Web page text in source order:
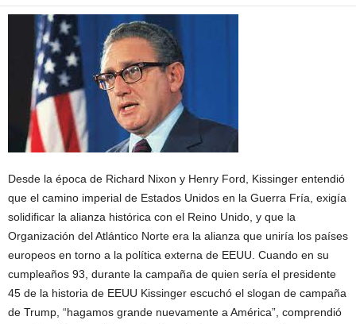
Desde la época de Richard Nixon y Henry Ford, Kissinger entendió
que el camino imperial de Estados Unidos en la Guerra Fría, exigía
solidificar la alianza histórica con el Reino Unido, y que la
Organización del Atlántico Norte era la alianza que uniría los países
europeos en torno a la política externa de EEUU. Cuando en su
cumpleaños 93, durante la campaña de quien sería el presidente
45 de la historia de EEUU Kissinger escuchó el slogan de campaña
de Trump, “hagamos grande nuevamente a América”, comprendió